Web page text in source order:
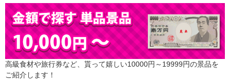
高級食材や旅行券など、貰って嬉しい10000円～19999円の景品を
ご紹介します！